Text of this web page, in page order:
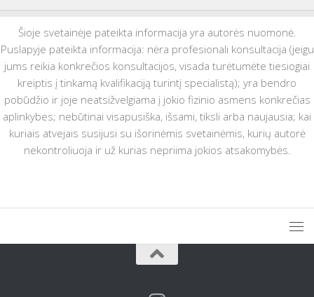
Šioje svetainėje pateikta informacija yra autorės nuomonė.
Puslapyje pateikta informacija: nėra profesionali konsultacija (jeigu
jums reikia konkrečios konsultacijos, visada turėtumėte tiesiogiai
kreiptis į tinkamą kvalifikaciją turintį specialistą); yra bendro
pobūdžio ir joje neatsižvelgiama į jokio fizinio asmens konkrečias
aplinkybes; nebūtinai visapusiška, išsami, tiksli arba naujausia; kai
kuriais atvejais susijusi su išorinėmis svetainėmis, kurių autorė
nekontroliuoja ir už kurias nepriima jokios atsakomybės.